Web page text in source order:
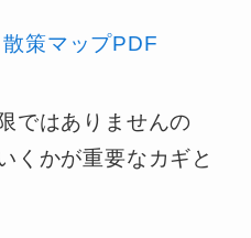
策マップPDF
ではありませんの
くかが重要なカギと